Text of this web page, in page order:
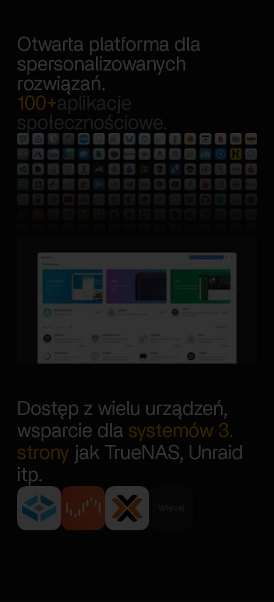
Otwarta platforma dla
spersonalizowanych
rozwiązań.
100+aplikacje
społecznościowe.
Dostęp z wielu urządzeń,
wsparcie dla systemów 3.
strony jak TrueNAS, Unraid
itp.